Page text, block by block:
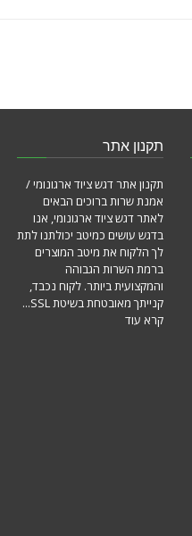
תקנון אתר
תקנון אתר דגש ציוד ארגונומי /
אמנת שרות ברוכים הבאים
לאתר דגש ציוד ארגונומי, אנו
בדגש עושים כמיטב יכולתנו לתת
לך הלקוח את מיטב המוצרים
ברמת השרות הגבוהה
והמקצועית ביותר. לקוח נכבד,
קנייתך מאובטחת בשיטת SSL...
קרא עוד